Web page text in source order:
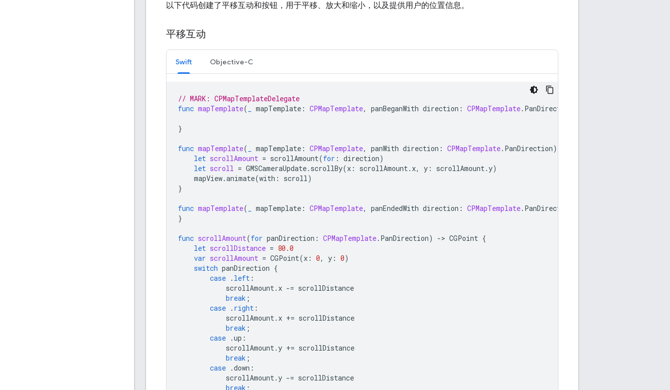
以下代码创建了平移互动和按钮，用于平移、放大和缩小，以及提供用户的位置信息。
平移互动
Swift Objective-C
// MARK: CPMapTemplateDelegate
func mapTemplate( mapTemplate : CPMapTemplate, panBeganWith direction : CPMapTemplate. PanDirection
}
func mapTemplate( mapTemplate : CPMapTemplate, panWith direction : CPMapTemplate. PanDirection)
let scrollAmount = scrollAmount(for : direction)
let scroll = GMSCameraUpdate. scrollBy(x : scrollAmount. x, y : scrollAmount.y)
mapView.animate(with : scroll)
}
func mapTemplate( mapTemplate : CPMapTemplate, panEndedWith direction : CPMapTemplate. PanDirection
}
func scrollAmount(for panDirection : CPMapTemplate. PanDirection) -> CGPoint {
let scrollDistance = 80.0
var scrollAmount = CGPoint(x : 0, y : 0)
switch panDirection {
case . left :
scrollAmount. x -= scrollDistance
break ;
case . right :
scrollAmount. x += scrollDistance
break ;
case .up :
scrollAmount.y += scrollDistance
break ;
case .down :
scrollAmount.y -= scrollDistance
break ;